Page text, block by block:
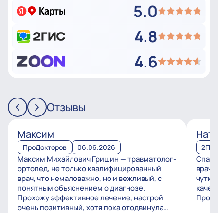
5.0
4.8
4.6
Отзывы
Максим
ПроДокторов 06.06.2026
Максим Михайлович Гришин — травматолог-
ортопед, не только квалифицированный
врач, что немаловажно, но и вежливый, с
понятным объяснением о диагнозе.
Прохожу эффективное лечение, настрой
очень позитивный, хотя пока отодвинула